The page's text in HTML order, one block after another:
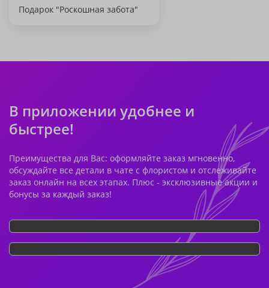
Подарок "Роскошная забота"
В приложении удобнее и
быстрее!
Преимущества для Вас: оформляйте заказ мгновенно,
обсуждайте все детали в чате с флористом и отслеживайте
заказ онлайн на всех этапах. Плюс - эксклюзивные акции и
бонусы за каждый заказ!